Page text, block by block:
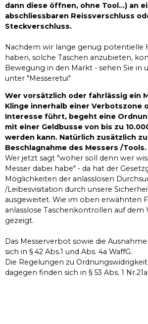
dann diese öffnen, ohne Tool...) an
abschliessbaren Reissverschluss
Steckverschluss.
Nachdem wir lange genug potentielle
haben, solche Taschen anzubieten,
Bewegung in den Markt - sehen Sie in
unter "Messeretui"
Wer vorsätzlich oder fahrlässig ein
Klinge innerhalb einer Verbotszone
Interesse führt, begeht eine
mit einer Geldbusse von bis zu
werden kann. Natürlich zusätzlich
Beschlagnahme des Messers /Tools.
Wer jetzt sagt "woher soll denn wer
Messer dabei habe" - da hat der
Möglichkeiten der anlasslosen
/Leibesvisitation durch unsere
ausgeweitet. Wie im oben erwähnten
anlasslose Taschenkontrollen auf
gezeigt.
Das Messerverbot sowie die
sich in § 42 Abs.1 und Abs. 4a WaffG.
Die Regelungen zu
dagegen finden sich in § 53 Abs. 1